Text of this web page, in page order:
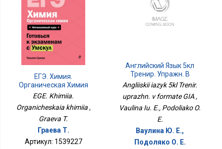
ЕГЭ. Химия.
Органическая Химия
EGE. Khimiia.
Organicheskaia khimiia ,
Graeva T.
Граева Т.
Артикул: 1539227
Английский Язык 5кл
Тренир. Упражн. В
Формате ГИА
Angliiskii iazyk 5kl Trenir.
uprazhn. v formate GIA ,
Vaulina Iu. E., Podoliako O.
E.
Ваулина Ю. Е.,
Подоляко О. Е.